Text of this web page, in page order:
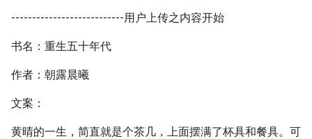
---------------------------用户上传之内容开始
书名：重生五十年代
作者：朝露晨曦
文案：
黄晴的一生，简直就是个茶几，上面摆满了杯具和餐具。可